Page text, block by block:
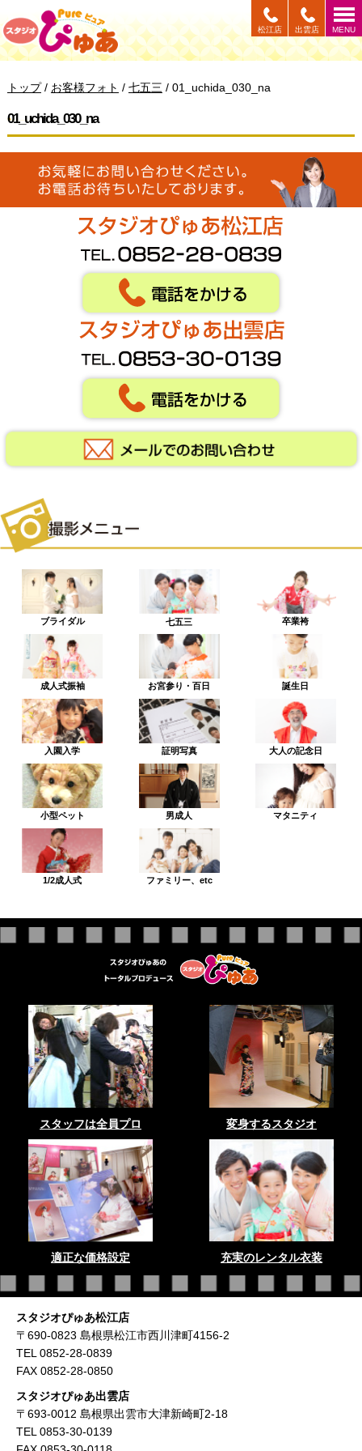
このページの本文へ
MENU
出雲店
松江店
現
の
トップ/ お客様フォト / 七五三 / 01_uchida_030_na
01_uchida_030_na
ブライダル 七五三 卒業袴
成人式振袖 お宮参り・百日 誕生日
入園入学 証明写真 大人の記念日
小型ペット 男成人 マタニティ
1/2成人式 ファミリー、etc
スタッフは全員プロ 変身するスタジオ
適正な価格設定 充実のレンタル衣装
スタジオぴゅあ松江店
〒690-0823 島根県松江市西川津町4156-2
TEL 0852-28-0839
FAX 0852-28-0850
スタジオぴゅあ出雲店
〒693-0012 島根県出雲市大津新崎町2-18
TEL 0853-30-0139